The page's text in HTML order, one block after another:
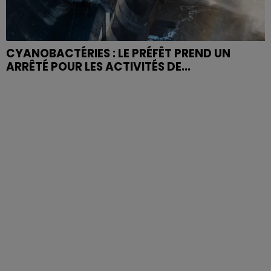
CYANOBACTÉRIES : LE PRÉFÊT PREND UN
ARRÊTÉ POUR LES ACTIVITÉS DE...